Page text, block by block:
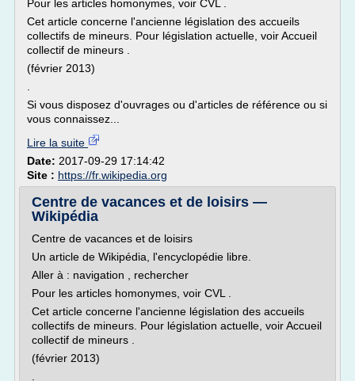
Pour les articles homonymes, voir CVL .
Cet article concerne l'ancienne législation des accueils
collectifs de mineurs. Pour législation actuelle, voir Accueil
collectif de mineurs .
(février 2013)
Si vous disposez d'ouvrages ou d'articles de référence ou si
vous connaissez...
Lire la suite
Date: 2017-09-29 17:14:42
Site : https://fr.wikipedia.org
Centre de vacances et de loisirs —
Wikipédia
Centre de vacances et de loisirs
Un article de Wikipédia, l'encyclopédie libre.
Aller à : navigation , rechercher
Pour les articles homonymes, voir CVL .
Cet article concerne l'ancienne législation des accueils
collectifs de mineurs. Pour législation actuelle, voir Accueil
collectif de mineurs .
(février 2013)